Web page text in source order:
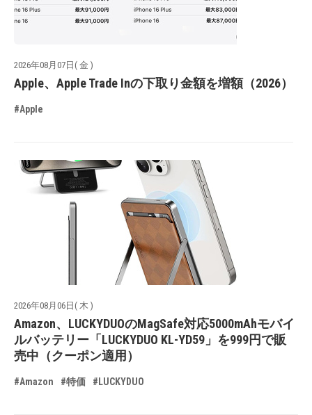
2026年08月07日( 金 )
Apple、Apple Trade Inの下取り金額を増額（2026）
#Apple
2026年08月06日( 木 )
Amazon、LUCKYDUOのMagSafe対応5000mAhモバイ
ルバッテリー「LUCKYDUO KL-YD59」を999円で販
売中（クーポン適用）
#Amazon #特価 #LUCKYDUO